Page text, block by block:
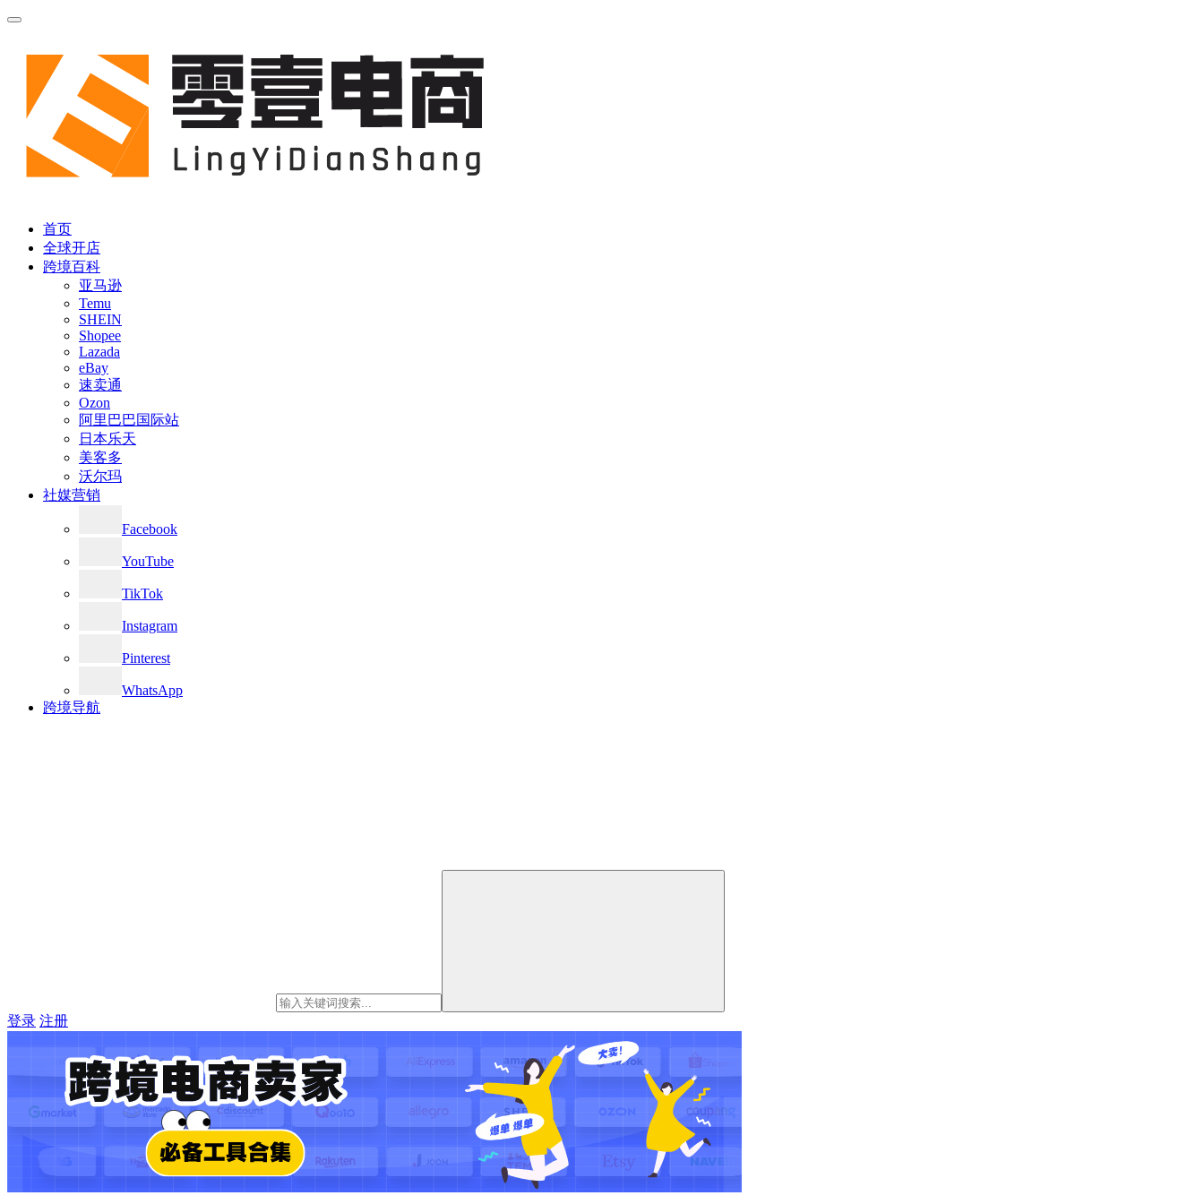
首页
全球开店
跨境百科
亚马逊
Temu
SHEIN
Shopee
Lazada
eBay
速卖通
Ozon
阿里巴巴国际站
日本乐天
美客多
沃尔玛
社媒营销
Facebook
YouTube
TikTok
Instagram
Pinterest
WhatsApp
跨境导航
登录 注册